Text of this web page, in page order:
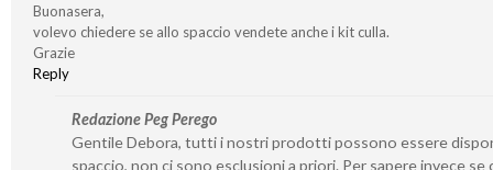
Buonasera,
volevo chiedere se allo spaccio vendete anche i kit culla.
Grazie
Reply
Redazione Peg Perego
Gentile Debora, tutti i nostri prodotti possono essere
spaccio, non ci sono esclusioni a priori. Per sapere invece se